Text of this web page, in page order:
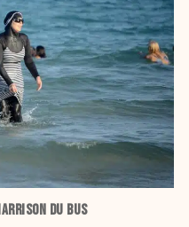
DU BUS